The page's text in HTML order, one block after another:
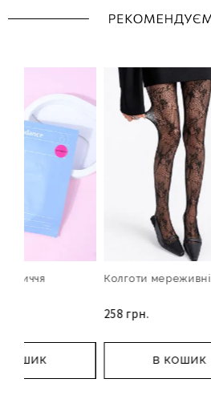
КОШИК
Колготи мереживні
258 грн.
В КОШИК